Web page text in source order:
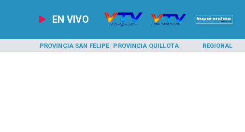
EN VIVO
PROVINCIA SAN FELIPE PROVINCIA QUILLOTA REGIONAL